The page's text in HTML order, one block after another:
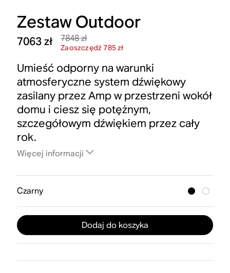
Zestaw Outdoor
7063 zł 7848 zł
Zaoszczędź 785 zł
Umieść odporny na warunki
atmosferyczne system dźwiękowy
zasilany przez Amp w przestrzeni wokół
domu i ciesz się potężnym,
szczegółowym dźwiękiem przez cały
rok.
Więcej informacji
Czarny
Dodaj do koszyka